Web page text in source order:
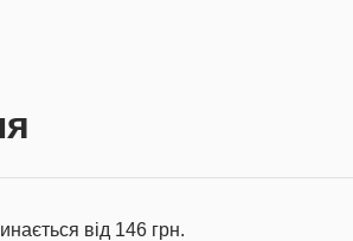
від 146 грн.